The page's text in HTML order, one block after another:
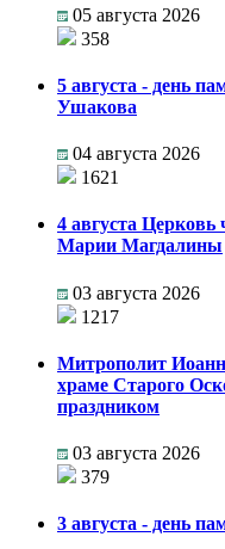
05 августа 2026
358
5 августа - день
Ушакова
04 августа 2026
1621
4 августа Церковь
Марии Магдалины
03 августа 2026
1217
Митрополит
храме Старого
праздником
03 августа 2026
379
3 августа - день